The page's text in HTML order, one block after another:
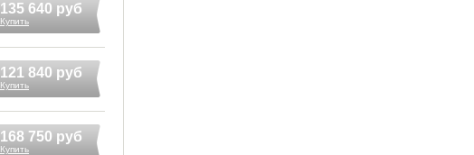
135 640 руб
Купить
121 840 руб
Купить
168 750 руб
Купить